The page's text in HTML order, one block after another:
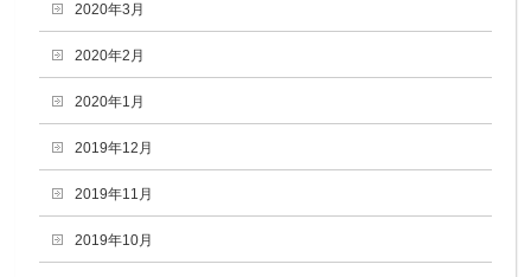
2020年3月
2020年2月
2020年1月
2019年12月
2019年11月
2019年10月